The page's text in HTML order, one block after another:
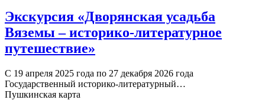
Экскурсия «Дворянская усадьба
Вяземы – историко-литературное
путешествие»
С 19 апреля 2025 года по 27 декабря 2026 года
Государственный историко-литературный…
Пушкинская карта